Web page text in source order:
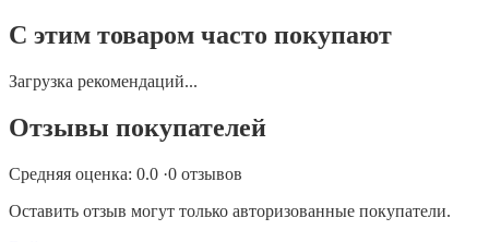
С этим товаром часто покупают
Загрузка рекомендаций...
Отзывы покупателей
Средняя оценка: 0.0 ·0 отзывов
Оставить отзыв могут только авторизованные покупатели.